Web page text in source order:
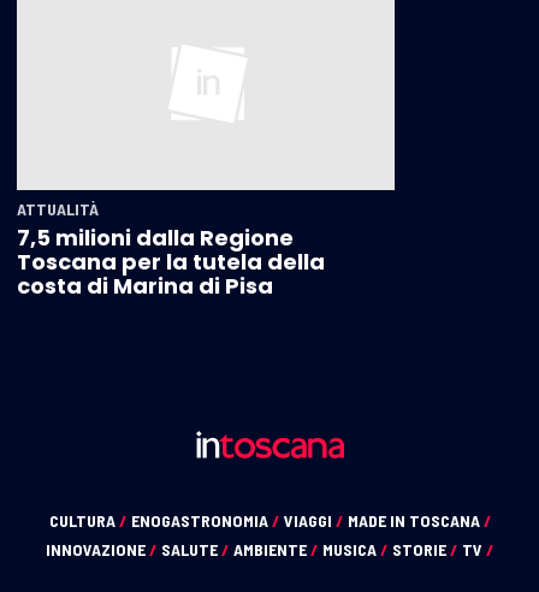
ATTUALITÀ
7,5 milioni dalla Regione
Toscana per la tutela della
costa di Marina di Pisa
CULTURA/ ENOGASTRONOMIA/ VIAGGI / MADE IN TOSCANA/
INNOVAZIONE/ SALUTE/ AMBIENTE/ MUSICA/ STORIE/ TV /